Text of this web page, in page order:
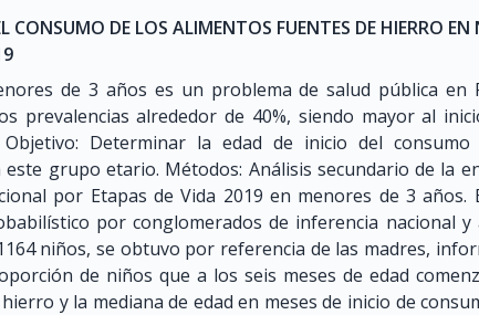
CONSUMO DE LOS ALIMENTOS FUENTES DE HIERRO EN
de 3 años es un problema de salud pública en
prevalencias alrededor de 40%, siendo mayor al
Objetivo: Determinar la edad de inicio del
grupo etario. Métodos: Análisis secundario de la
por Etapas de Vida 2019 en menores de 3 años.
por conglomerados de inferencia nacional y
niños, se obtuvo por referencia de las madres,
de niños que a los seis meses de edad
y la mediana de edad en meses de inicio de